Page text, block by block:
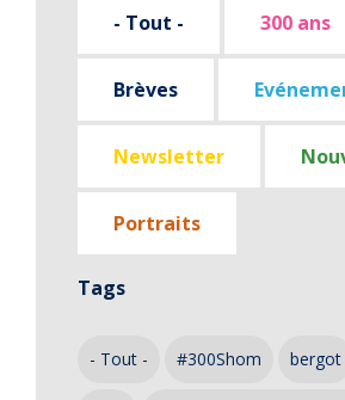
- Tout - 300 ans
Brèves
Newsletter
Portraits
Tags
- Tout - #300Shom bergot